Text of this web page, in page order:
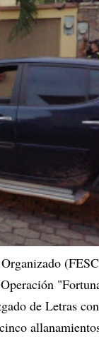
de Letras con